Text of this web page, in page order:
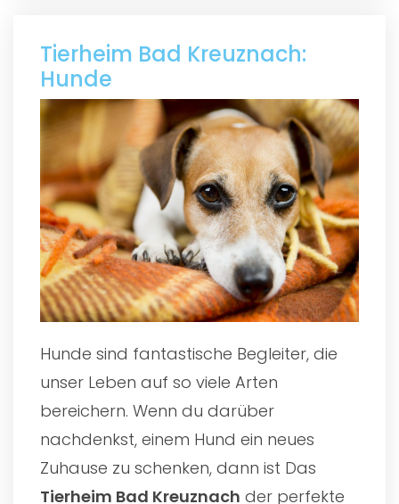
Tierheim Bad Kreuznach:
Hunde
Hunde sind fantastische Begleiter, die
unser Leben auf so viele Arten
bereichern. Wenn du darüber
nachdenkst, einem Hund ein neues
Zuhause zu schenken, dann ist Das
Tierheim Bad Kreuznach der perfekte